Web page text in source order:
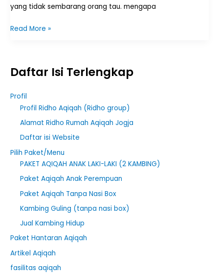
yang tidak sembarang orang tau. mengapa
Read More »
Daftar Isi Terlengkap
Profil
Profil Ridho Aqiqah (Ridho group)
Alamat Ridho Rumah Aqiqah Jogja
Daftar isi Website
Pilih Paket/Menu
PAKET AQIQAH ANAK LAKI-LAKI (2 KAMBING)
Paket Aqiqah Anak Perempuan
Paket Aqiqah Tanpa Nasi Box
Kambing Guling (tanpa nasi box)
Jual Kambing Hidup
Paket Hantaran Aqiqah
Artikel Aqiqah
fasilitas aqiqah